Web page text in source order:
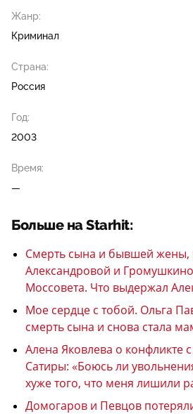
Жанр:
Криминал
Страна:
Россия
Год:
2003
Время:
—
Больше на Starhit:
Смерть сына и бывшей жены,
Александровой и
Моссовета. Что выдержал
Мое сердце с тобой. Ольга
смерть сына и снова стала
Алена Яковлева о конфликте
Сатиры: «Боюсь ли
хуже того, что меня лишили
Домогаров и Певцов